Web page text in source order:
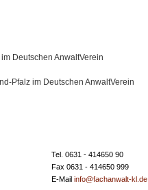
Deutschen AnwaltVerein
Pfalz im Deutschen AnwaltVerein
Tel. 0631 - 414650 90
Fax 0631 - 414650 999
E-Mail info@fachanwalt-kl.de